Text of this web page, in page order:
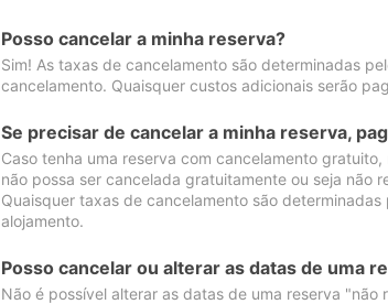
Posso cancelar a minha reserva?
Sim! As taxas de cancelamento são determinadas
cancelamento. Quaisquer custos adicionais serão
Se precisar de cancelar a minha reserva,
Caso tenha uma reserva com cancelamento
não possa ser cancelada gratuitamente ou seja não
Quaisquer taxas de cancelamento são
alojamento.
Posso cancelar ou alterar as datas de uma
Não é possível alterar as datas de uma reserva